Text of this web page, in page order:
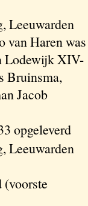
Leeuwarden
van Haren was
Lodewijk XIV-
Bruinsma,
Jacob
opgeleverd
Leeuwarden
(voorste